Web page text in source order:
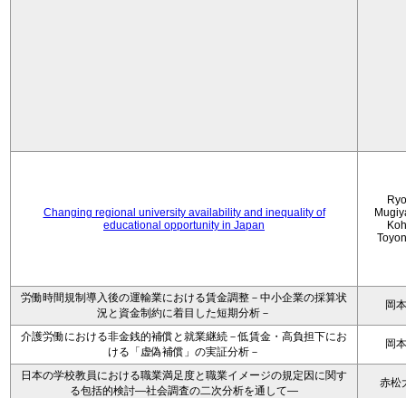
Changing regional university availability and inequality of
educational opportunity in Japan
労働時間規制導入後の運輸業における賃金調整－中小企業の採算状
況と資金制約に着目した短期分析－
岡
介護労働における非金銭的補償と就業継続－低賃金・高負担下にお
ける「虚偽補償」の実証分析－
岡
日本の学校教員における職業満足度と職業イメージの規定因に関す
る包括的検討―社会調査の二次分析を通して―
赤松